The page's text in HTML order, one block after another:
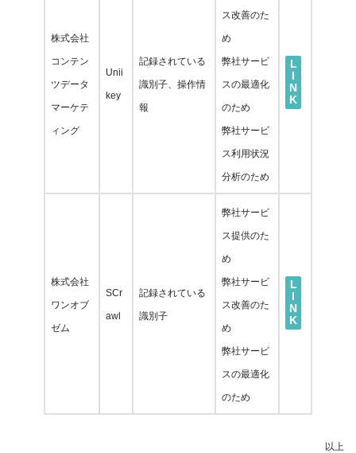
株式会社
コンテン
ツデータ
マーケテ
ィング
Unii
key
記録されている
識別子、操作情
報
ス改善のた
め
弊社サービ
スの最適化
のため
弊社サービ
ス利用状況
分析のため
L
I
N
K
株式会社
ワンオブ
ゼム
SCr
awl
記録されている
識別子
弊社サービ
ス提供のた
め
弊社サービ
ス改善のた
め
弊社サービ
スの最適化
のため
L
I
N
K
以上